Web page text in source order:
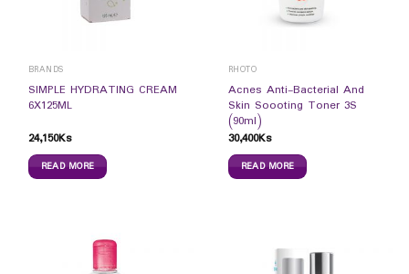
BRANDS
SIMPLE HYDRATING CREAM
6X125ML
24,150Ks
READ MORE
RHOTO
Acnes Anti-Bacterial And
Skin Soooting Toner 3S
(90ml)
30,400Ks
READ MORE